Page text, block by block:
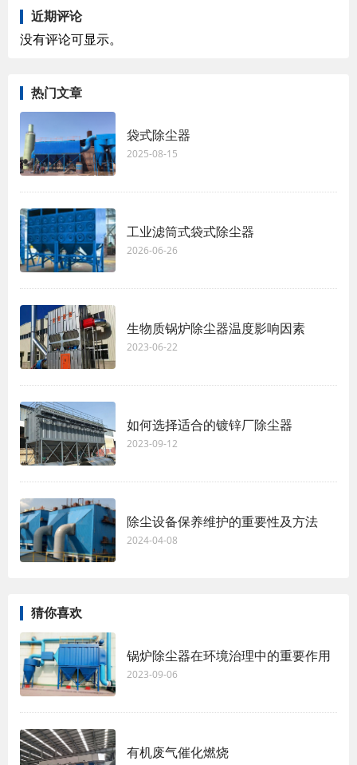
近期评论
没有评论可显示。
热门文章
袋式除尘器
2025-08-15
工业滤筒式袋式除尘器‌
2026-06-26
生物质锅炉除尘器温度影响因素
2023-06-22
如何选择适合的镀锌厂除尘器
2023-09-12
除尘设备保养维护的重要性及方法
2024-04-08
猜你喜欢
锅炉除尘器在环境治理中的重要作用
2023-09-06
有机废气催化燃烧